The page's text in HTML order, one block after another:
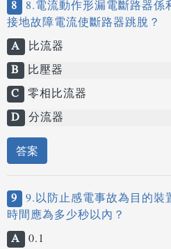
8 8.電流動作形漏電斷路器係
接地故障電流使斷路器跳脫？
A 比流器
B
比壓器
C 零相比流器
D 分流器
答案
9 9.以防止感電事故為目的
時間應為多少秒以內？
A 0.1